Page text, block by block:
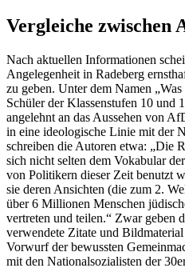
Vergleiche zwischen
Nach aktuellen Informationen
Angelegenheit in Radeberg
zu geben. Unter dem Namen
Schüler der Klassenstufen 10 und
angelehnt an das Aussehen von
in eine ideologische Linie mit der
schreiben die Autoren etwa: „Die
sich nicht selten dem Vokabular
von Politikern dieser Zeit benutzt
sie deren Ansichten (die zum 2.
über 6 Millionen Menschen
vertreten und teilen.“ Zwar geben
verwendete Zitate und
Vorwurf der bewussten
mit den Nationalsozialisten der